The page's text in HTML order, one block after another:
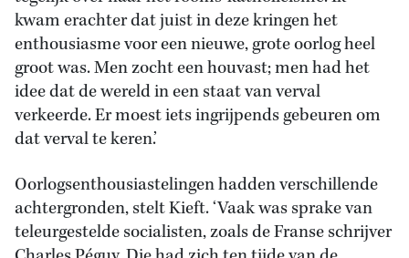
kwam erachter dat juist in deze kringen het
enthousiasme voor een nieuwe, grote oorlog heel
groot was. Men zocht een houvast; men had het
idee dat de wereld in een staat van verval
verkeerde. Er moest iets ingrijpends gebeuren om
dat verval te keren.’
Oorlogsenthousiastelingen hadden verschillende
achtergronden, stelt Kieft. ‘Vaak was sprake van
teleurgestelde socialisten, zoals de Franse schrijver